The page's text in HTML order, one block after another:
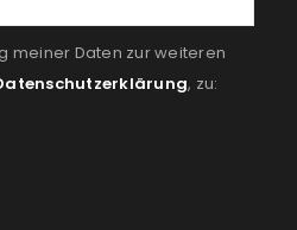
meiner Daten zur weiteren
, zu: